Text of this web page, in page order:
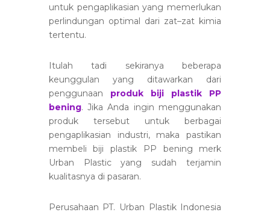
untuk pengaplikasian yang memerlukan
perlindungan optimal dari zat–zat kimia
tertentu.
Itulah tadi sekiranya beberapa
keunggulan yang ditawarkan dari
penggunaan produk biji plastik PP
bening. Jika Anda ingin menggunakan
produk tersebut untuk berbagai
pengaplikasian industri, maka pastikan
membeli biji plastik PP bening merk
Urban Plastic yang sudah terjamin
kualitasnya di pasaran.
Perusahaan PT. Urban Plastik Indonesia